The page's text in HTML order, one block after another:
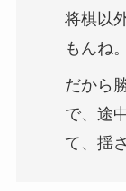
将棋以
もんね。
だから
で、途
て、揺